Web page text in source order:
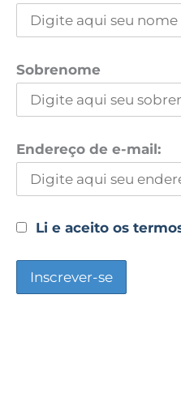
Sobrenome
Endereço de e-mail:
Li e aceito os